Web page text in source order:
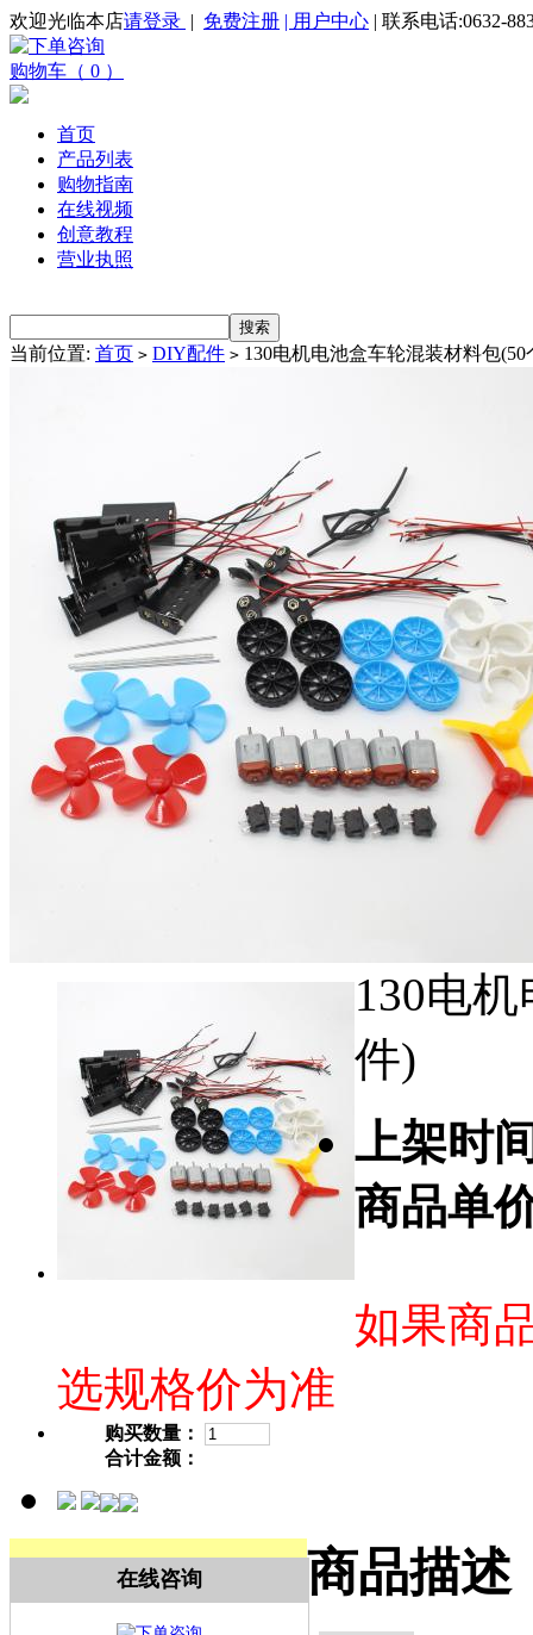
欢迎光临本店请登录 | 免费注册 | 用户中心 | 联系电话:0632-
购物车（ 0 ）
首页
产品列表
购物指南
在线视频
创意教程
营业执照
当前位置: 首页 > DIY配件 > 130电机电池盒车轮混装材料包(50
130电
件)
上架时
商品单
如果商
选规格价为准
购买数量：
合计金额：
在线咨询 商品描述